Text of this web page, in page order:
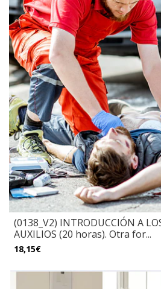
(0138_V2) INTRODUCCIÓN A
AUXILIOS (20 horas). Otra for...
18,15€